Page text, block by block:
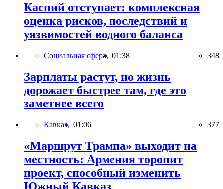
Каспий отступает: комплексная
оценка рисков, последствий и
уязвимостей водного баланса
Социальная сфера, 01:38 348
Зарплаты растут, но жизнь
дорожает быстрее там, где это
заметнее всего
Кавказ, 01:06 377
«Маршрут Трампа» выходит на
местность: Армения торопит
проект, способный изменить
Южный Кавказ